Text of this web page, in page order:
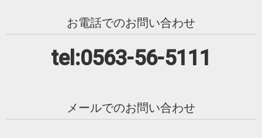
お電話でのお問い合わせ
tel:0563-56-5111
メールでのお問い合わせ